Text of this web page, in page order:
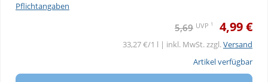
Pflichtangaben
5,69 UVP 1 4,99 €
33,27 €/1 l | inkl. MwSt. zzgl.Versand
Artikel verfügbar